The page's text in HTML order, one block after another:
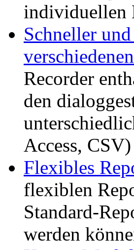
individuellen
Schneller
Recorder
den
Access,
Flexibles
flexiblen
Standard-
werden